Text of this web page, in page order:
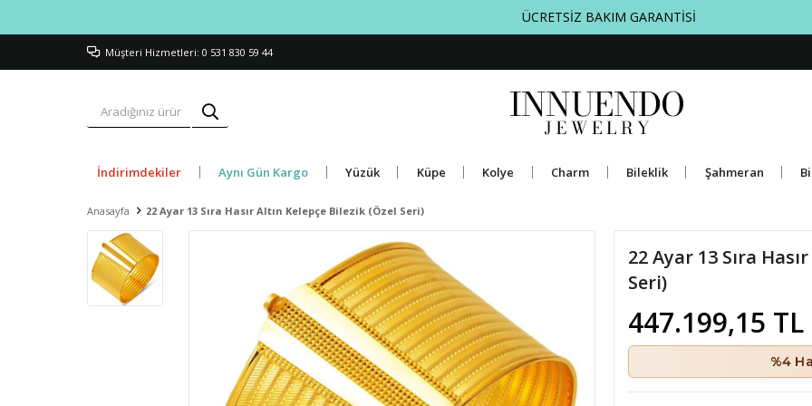
ÜCRETSİZ BAKIM GARANTİSİ
Müşteri Hizmetleri: 0 531 830 59 44
İndirimdekiler Aynı Gün Kargo Yüzük Küpe Kolye Charm Bileklik Şahmeran
Anasayfa 22 Ayar 13 Sıra Hasır Altın Kelepçe Bilezik (Özel Seri)
22 Ayar 13 Sıra
Seri)
447.199,15 TL
%4